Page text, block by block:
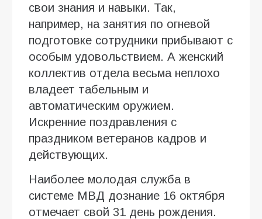
свои знания и навыки. Так,
например, на занятия по огневой
подготовке сотрудники прибывают с
особым удовольствием. А женский
коллектив отдела весьма неплохо
владеет табельным и
автоматическим оружием.
Искренние поздравления с
праздником ветеранов кадров и
действующих.
Наиболее молодая служба в
системе МВД дознание 16 октября
отмечает свой 31 день рождения.